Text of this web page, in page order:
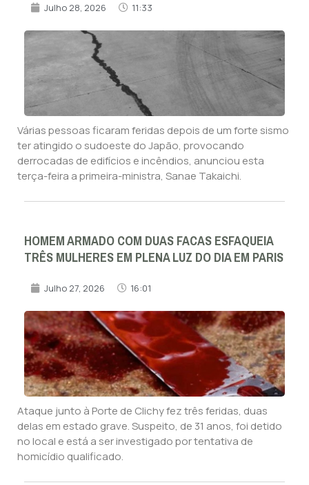
Julho 28, 2026 11:33
Várias pessoas ficaram feridas depois de um forte sismo
ter atingido o sudoeste do Japão, provocando
derrocadas de edifícios e incêndios, anunciou esta
terça-feira a primeira-ministra, Sanae Takaichi.
HOMEM ARMADO COM DUAS FACAS ESFAQUEIA
TRÊS MULHERES EM PLENA LUZ DO DIA EM PARIS
Julho 27, 2026 16:01
Ataque junto à Porte de Clichy fez três feridas, duas
delas em estado grave. Suspeito, de 31 anos, foi detido
no local e está a ser investigado por tentativa de
homicídio qualificado.